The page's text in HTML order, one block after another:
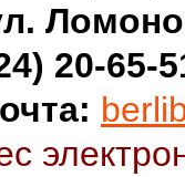
20-65-